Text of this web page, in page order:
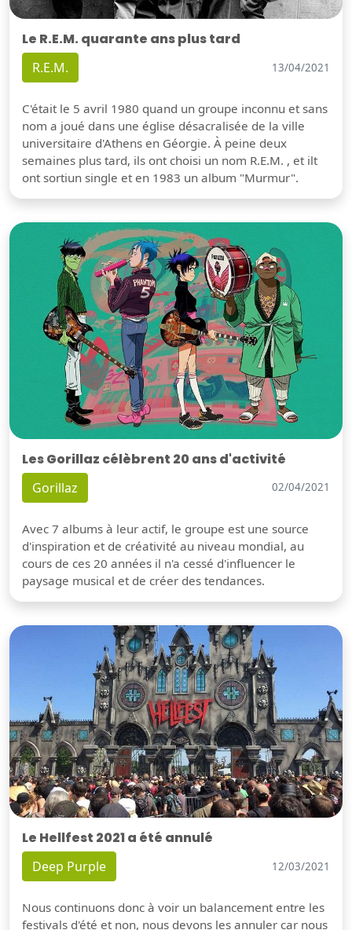
Le R.E.M. quarante ans plus tard
R.E.M. 13/04/2021
C'était le 5 avril 1980 quand un groupe inconnu et sans
nom a joué dans une église désacralisée de la ville
universitaire d'Athens en Géorgie. À peine deux
semaines plus tard, ils ont choisi un nom R.E.M. , et ilt
ont sortiun single et en 1983 un album "Murmur".
Les Gorillaz célèbrent 20 ans d'activité
Gorillaz 02/04/2021
Avec 7 albums à leur actif, le groupe est une source
d'inspiration et de créativité au niveau mondial, au
cours de ces 20 années il n'a cessé d'influencer le
paysage musical et de créer des tendances.
Le Hellfest 2021 a été annulé
Deep Purple 12/03/2021
Nous continuons donc à voir un balancement entre les
festivals d'été et non, nous devons les annuler car nous